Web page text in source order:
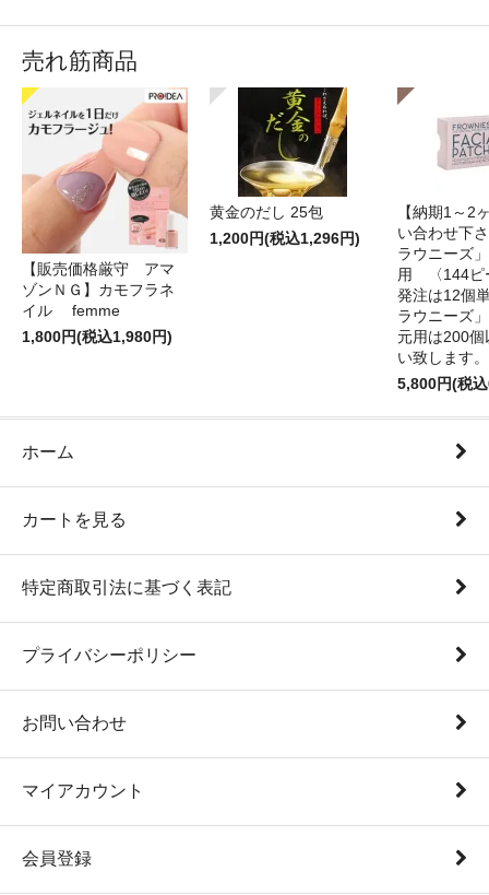
売れ筋商品
【販売価格厳守 アマ
ゾンＮＧ】カモフラネ
イル femme
1,800円(税込1,980円)
黄金のだし 25包
1,200円(税込1,296円)
【納期1～2
い合わせ下
ラウニーズ
用 〈144
発注は12個
ラウニーズ
元用は200個
い致します。
5,800円(税
ホーム
カートを見る
特定商取引法に基づく表記
プライバシーポリシー
お問い合わせ
マイアカウント
会員登録